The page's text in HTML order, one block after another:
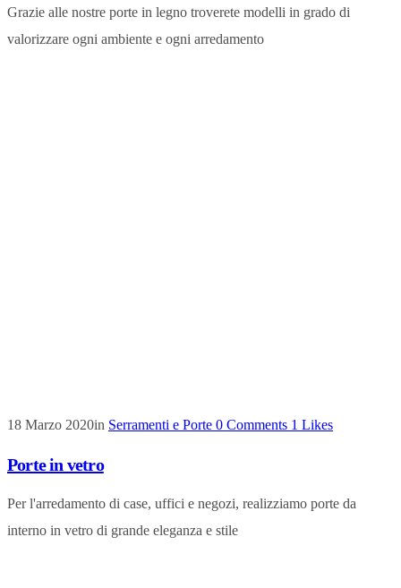
Grazie alle nostre porte in legno troverete modelli in grado di
valorizzare ogni ambiente e ogni arredamento
18 Marzo 2020in Serramenti e Porte 0 Comments 1 Likes
Porte in vetro
Per l'arredamento di case, uffici e negozi, realizziamo porte da
interno in vetro di grande eleganza e stile